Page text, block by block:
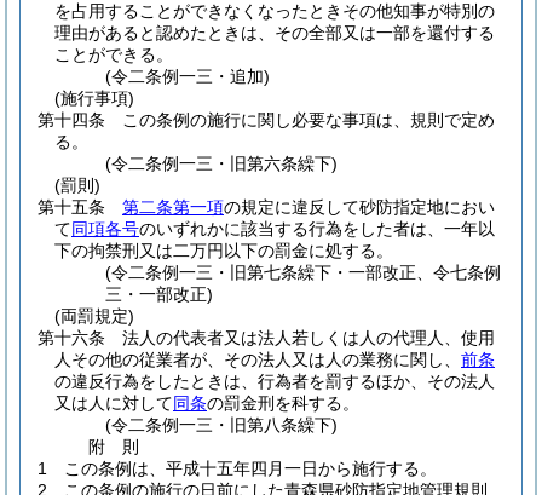
を占用することができなくなったときその他知事が特別の
理由があると認めたときは、その全部又は一部を還付する
ことができる。
(令二条例一三・追加)
(施行事項)
第十四条
この条例の施行に関し必要な事項は、規則で定め
る。
(令二条例一三・旧第六条繰下)
(罰則)
第十五条
第二条第一項の規定に違反して砂防指定地におい
て同項各号のいずれかに該当する行為をした者は、一年以
下の拘禁刑又は二万円以下の罰金に処する。
(令二条例一三・旧第七条繰下・一部改正、令七条例
三・一部改正)
(両罰規定)
第十六条
法人の代表者又は法人若しくは人の代理人、使用
人その他の従業者が、その法人又は人の業務に関し、 前条
の違反行為をしたときは、行為者を罰するほか、その法人
又は人に対して同条の罰金刑を科する。
(令二条例一三・旧第八条繰下)
附 則
1
この条例は、平成十五年四月一日から施行する。
2
この条例の施行の日前にした青森県砂防指定地管理規則